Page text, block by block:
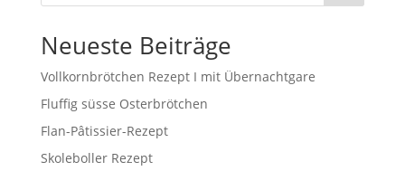
Neueste Beiträge
Vollkornbrötchen Rezept I mit Übernachtgare
Fluffig süsse Osterbrötchen
Flan-Pâtissier-Rezept
Skoleboller Rezept